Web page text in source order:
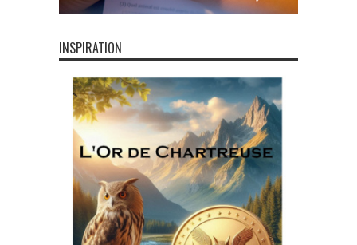
INSPIRATION